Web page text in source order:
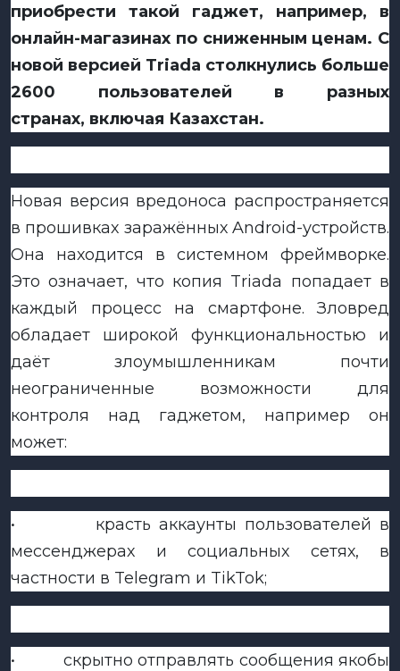
приобрести такой гаджет, например, в
онлайн-магазинах по сниженным ценам. С
новой версией Triada столкнулись больше
2600 пользователей в разных
странах, включая Казахстан.
Новая версия вредоноса распространяется
в прошивках заражённых Android-устройств.
Она находится в системном фреймворке.
Это означает, что копия Triada попадает в
каждый процесс на смартфоне. Зловред
обладает широкой функциональностью и
даёт злоумышленникам почти
неограниченные возможности для
контроля над гаджетом, например он
может:
•
красть аккаунты пользователей в
мессенджерах и социальных сетях, в
частности в Telegram и TikTok;
•
скрытно отправлять сообщения якобы